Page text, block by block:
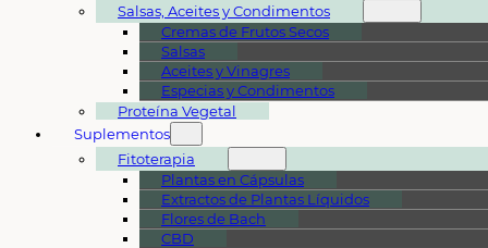
Salsas, Aceites y Condimentos
Cremas de Frutos Secos
Salsas
Aceites y Vinagres
Especias y Condimentos
Proteína Vegetal
Suplementos
Fitoterapia
Plantas en Cápsulas
Extractos de Plantas Líquidos
Flores de Bach
CBD